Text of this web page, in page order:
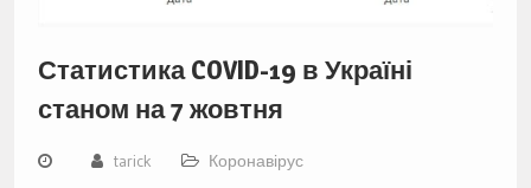
Статистика COVID-19 в Україні
станом на 7 жовтня
tarick Коронавірус